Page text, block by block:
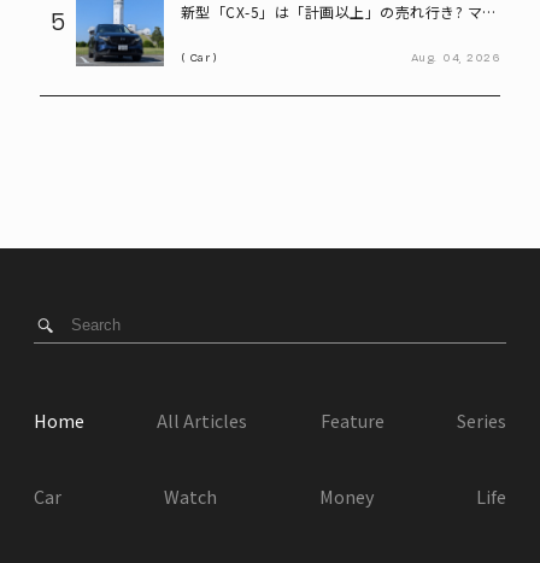
5
新型「CX-5」は「計画以上」の売れ行き? マツ
Car Aug. 04, 2026
Home All Articles Feature Series
Car Watch Money Life